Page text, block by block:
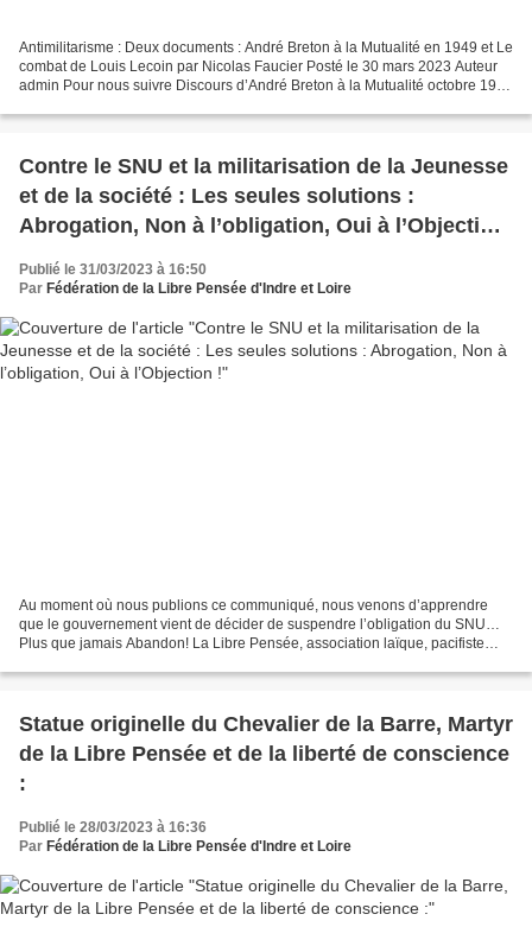
Antimilitarisme : Deux documents : André Breton à la Mutualité en 1949 et Le
combat de Louis Lecoin par Nicolas Faucier Posté le 30 mars 2023 Auteur
admin Pour nous suivre Discours d’André Breton à la Mutualité octobre 1949
Contre le SNU et la militarisation de la Jeunesse
et de la société : Les seules solutions :
Abrogation, Non à l’obligation, Oui à l’Objection
Publié le 31/03/2023 à 16:50
Par Fédération de la Libre Pensée d'Indre et Loire
Au moment où nous publions ce communiqué, nous venons d’apprendre
que le gouvernement vient de décider de suspendre l’obligation du SNU…
Plus que jamais Abandon! La Libre Pensée, association laïque, pacifiste
Statue originelle du Chevalier de la Barre, Martyr
de la Libre Pensée et de la liberté de conscience
:
Publié le 28/03/2023 à 16:36
Par Fédération de la Libre Pensée d'Indre et Loire